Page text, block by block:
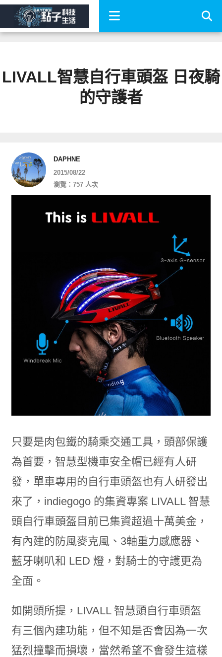
LIVALL智慧自行車頭盔 日夜騎
的守護者
DAPHNE
2015/08/22
瀏覽：757 人次
只要是肉包鐵的騎乘交通工具，頭部保護
為首要，智慧型機車安全帽已經有人研
發，單車專用的自行車頭盔也有人研發出
來了，indiegogo 的集資專案 LIVALL 智慧
頭自行車頭盔目前已集資超過十萬美金，
有內建的防風麥克風、3軸重力感應器、
藍牙喇叭和 LED 燈，對騎士的守護更為
全面。
如開頭所提，LIVALL 智慧頭自行車頭盔
有三個內建功能，但不知是否會因為一次
猛烈撞擊而損壞，當然希望不會發生這樣